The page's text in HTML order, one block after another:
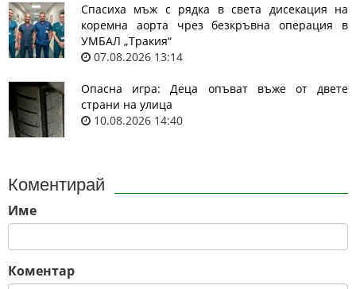
Спасиха мъж с рядка в света дисекация на
коремна аорта чрез безкръвна операция в
УМБАЛ „Тракия“
07.08.2026 13:14
Опасна игра: Деца опъват въже от двете
страни на улица
10.08.2026 14:40
Коментирай
Име
Коментар